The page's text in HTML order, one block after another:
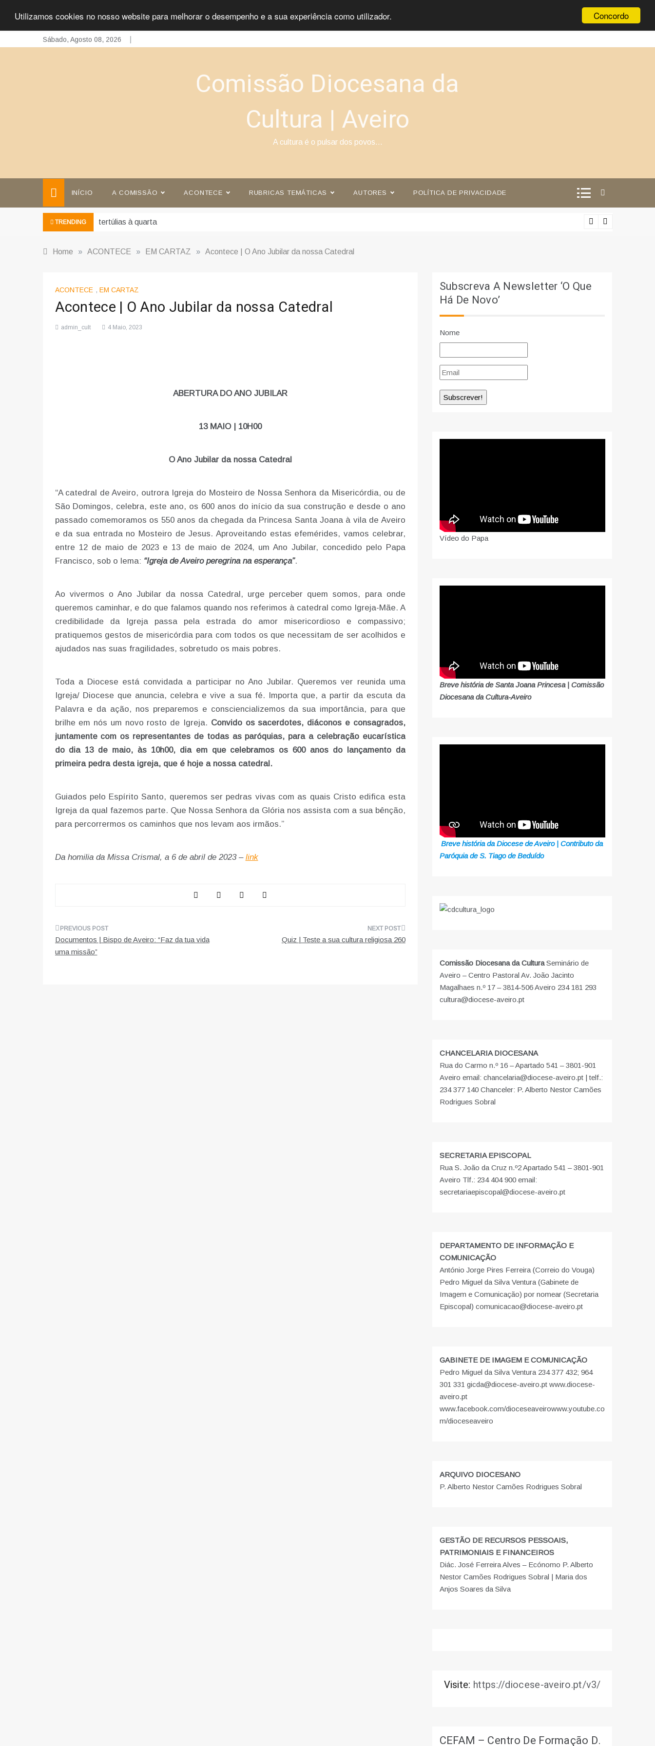
Concordo
Utilizamos cookies no nosso website para melhorar o desempenho e a sua experiência como utilizador.
to
Sábado, Agosto 08, 2026
Comissão Diocesana da
Cultura | Aveiro
A cultura é o pulsar dos povos…
INÍCIO A COMISSÃO ACONTECE RUBRICAS TEMÁTICAS AUTORES POLÍTICA DE PRIVACIDADE
TRENDING tertúlias à quarta
Home » ACONTECE » EM CARTAZ » Acontece | O Ano Jubilar da nossa Catedral
ACONTECE , EM CARTAZ
Acontece | O Ano Jubilar da nossa Catedral
admin_cult 4 Maio, 2023
ABERTURA DO ANO JUBILAR
13 MAIO | 10H00
O Ano Jubilar da nossa Catedral
“A catedral de Aveiro, outrora Igreja do Mosteiro de Nossa Senhora da Misericórdia, ou de
São Domingos, celebra, este ano, os 600 anos do início da sua construção e desde o ano
passado comemoramos os 550 anos da chegada da Princesa Santa Joana à vila de Aveiro
e da sua entrada no Mosteiro de Jesus. Aproveitando estas efemérides, vamos celebrar,
entre 12 de maio de 2023 e 13 de maio de 2024, um Ano Jubilar, concedido pelo Papa
Francisco, sob o lema: “Igreja de Aveiro peregrina na esperança”.
Ao vivermos o Ano Jubilar da nossa Catedral, urge perceber quem somos, para onde
queremos caminhar, e do que falamos quando nos referimos à catedral como Igreja-Mãe. A
credibilidade da Igreja passa pela estrada do amor misericordioso e compassivo;
pratiquemos gestos de misericórdia para com todos os que necessitam de ser acolhidos e
ajudados nas suas fragilidades, sobretudo os mais pobres.
Toda a Diocese está convidada a participar no Ano Jubilar. Queremos ver reunida uma
Igreja/ Diocese que anuncia, celebra e vive a sua fé. Importa que, a partir da escuta da
Palavra e da ação, nos preparemos e consciencializemos da sua importância, para que
brilhe em nós um novo rosto de Igreja. Convido os sacerdotes, diáconos e consagrados,
juntamente com os representantes de todas as paróquias, para a celebração eucarística
do dia 13 de maio, às 10h00, dia em que celebramos os 600 anos do lançamento da
primeira pedra desta igreja, que é hoje a nossa catedral.
Guiados pelo Espírito Santo, queremos ser pedras vivas com as quais Cristo edifica esta
Igreja da qual fazemos parte. Que Nossa Senhora da Glória nos assista com a sua bênção,
para percorrermos os caminhos que nos levam aos irmãos.”
Da homilia da Missa Crismal, a 6 de abril de 2023 – link
Navegação
de
Documentos | Bispo de Aveiro: “Faz da tua vida
uma missão”
Quiz | Teste a sua cultura religiosa 260
Subscreva A Newsletter ‘O Que
Há De Novo’
Nome
Vídeo do Papa
Breve história de Santa Joana Princesa | Comissão
Diocesana da Cultura-Aveiro
Breve história da Diocese de Aveiro | Contributo da
Paróquia de S. Tiago de Beduído
Comissão Diocesana da CulturaSeminário de
Aveiro – Centro Pastoral Av. João Jacinto
Magalhaes n.º 17 – 3814-506 Aveiro 234 181 293
cultura@diocese-aveiro.pt
CHANCELARIA DIOCESANA
Rua do Carmo n.º 16 – Apartado 541 – 3801-901
Aveiro email: chancelaria@diocese-aveiro.pt | telf.:
234 377 140 Chanceler: P. Alberto Nestor Camões
Rodrigues Sobral
SECRETARIA EPISCOPAL
Rua S. João da Cruz n.º2 Apartado 541 – 3801-901
Aveiro Tlf.: 234 404 900 email:
secretariaepiscopal@diocese-aveiro.pt
DEPARTAMENTO DE INFORMAÇÃO E
COMUNICAÇÃO
António Jorge Pires Ferreira (Correio do Vouga)
Pedro Miguel da Silva Ventura (Gabinete de
Imagem e Comunicação) por nomear (Secretaria
Episcopal) comunicacao@diocese-aveiro.pt
GABINETE DE IMAGEM E COMUNICAÇÃO
Pedro Miguel da Silva Ventura 234 377 432; 964
301 331 gicda@diocese-aveiro.pt www.diocese-
aveiro.pt
www.facebook.com/dioceseaveirowww.youtube.co
m/dioceseaveiro
ARQUIVO DIOCESANO
P. Alberto Nestor Camões Rodrigues Sobral
GESTÃO DE RECURSOS PESSOAIS,
PATRIMONIAIS E FINANCEIROS
Diác. José Ferreira Alves – Ecónomo P. Alberto
Nestor Camões Rodrigues Sobral | Maria dos
Anjos Soares da Silva
Visite: https://diocese-aveiro.pt/v3/
CEFAM – Centro De Formação D.